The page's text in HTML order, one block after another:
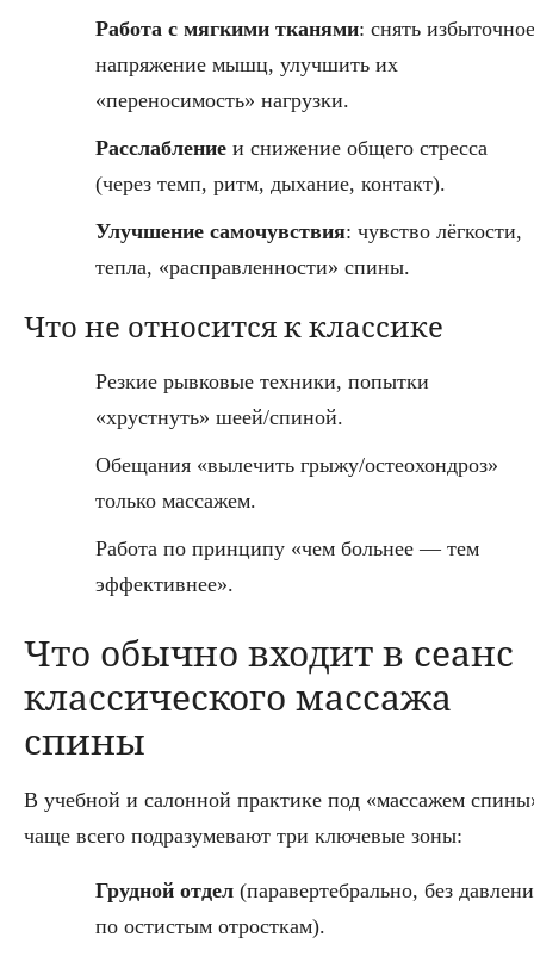
Работа с мягкими тканями: снять избыточное
напряжение мышц, улучшить их
«переносимость» нагрузки.
Расслабление и снижение общего стресса
(через темп, ритм, дыхание, контакт).
Улучшение самочувствия: чувство лёгкости,
тепла, «расправленности» спины.
Что не относится к классике
Резкие рывковые техники, попытки
«хрустнуть» шеей/спиной.
Обещания «вылечить грыжу/остеохондроз»
только массажем.
Работа по принципу «чем больнее — тем
эффективнее».
Что обычно входит в сеанс
классического массажа
спины
В учебной и салонной практике под «массажем
чаще всего подразумевают три ключевые зоны:
Грудной отдел (паравертебрально, без
по остистым отросткам).